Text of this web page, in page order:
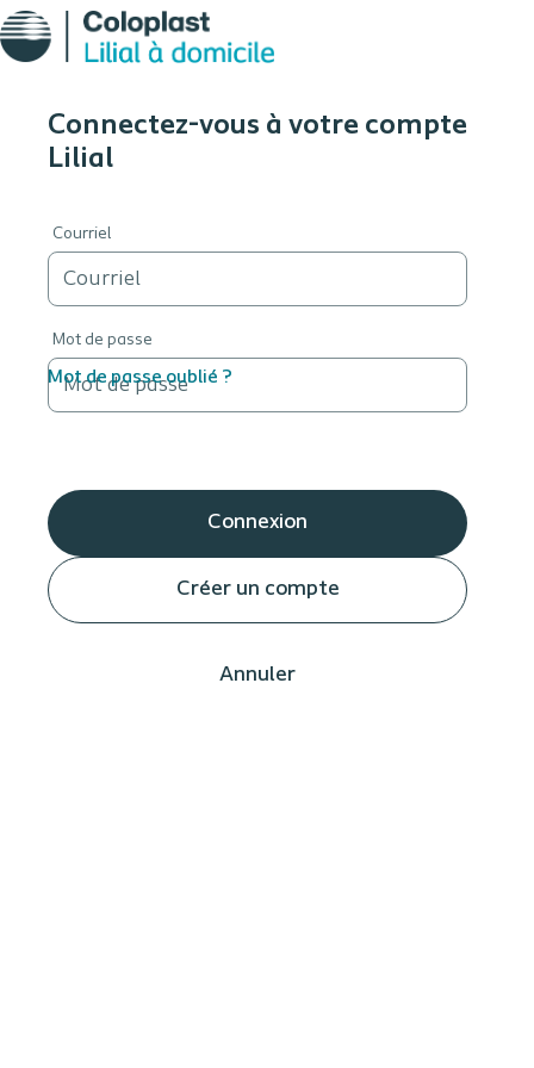
Connectez-vous à votre compte
Lilial
Courriel
Mot de passe
Mot de passe oublié ?
Connexion
Créer un compte
Annuler